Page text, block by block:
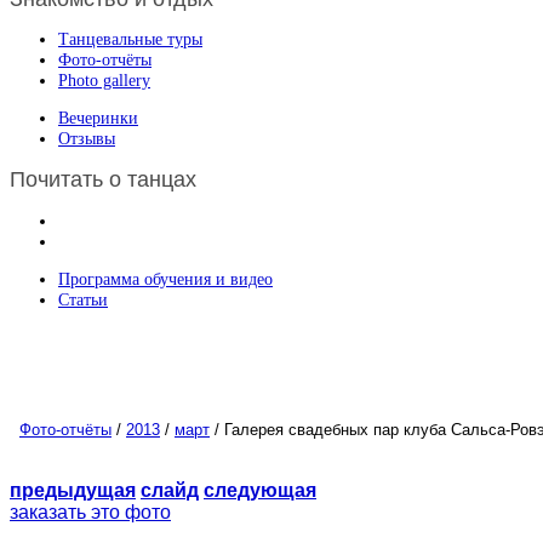
Танцевальные туры
Фото-отчёты
Photo gallery
Вечеринки
Отзывы
Почитать о танцах
Программа обучения и видео
Статьи
Фото-отчёты / 2013 / март / Галерея свадебных пар клуба Сальса-
предыдущая слайд следующая
заказать это фото